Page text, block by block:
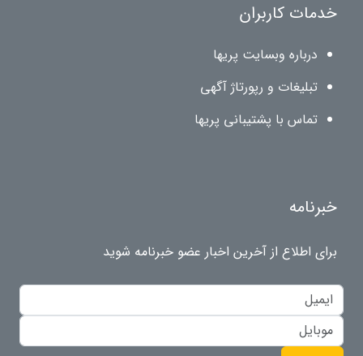
خدمات کاربران
درباره وبسایت پریها
تبلیغات و رپورتاژ آگهی
تماس با پشتیبانی پریها
خبرنامه
برای اطلاع از آخرین اخبار عضو خبرنامه شوید